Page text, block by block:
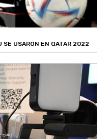
SE USARON EN QATAR 2022